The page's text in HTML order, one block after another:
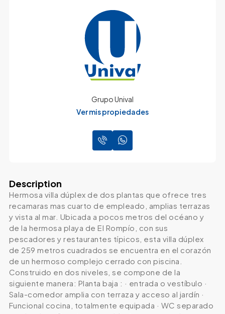
Grupo Unival
Ver mis propiedades
Description
Hermosa villa dúplex de dos plantas que ofrece tres
recamaras mas cuarto de empleado, amplias terrazas
y vista al mar. Ubicada a pocos metros del océano y
de la hermosa playa de El Rompío, con sus
pescadores y restaurantes típicos, esta villa dúplex
de 259 metros cuadrados se encuentra en el corazón
de un hermoso complejo cerrado con piscina.
Construido en dos niveles, se compone de la
siguiente manera: Planta baja : · entrada o vestíbulo ·
Sala-comedor amplia con terraza y acceso al jardín ·
Funcional cocina, totalmente equipada · WC separado